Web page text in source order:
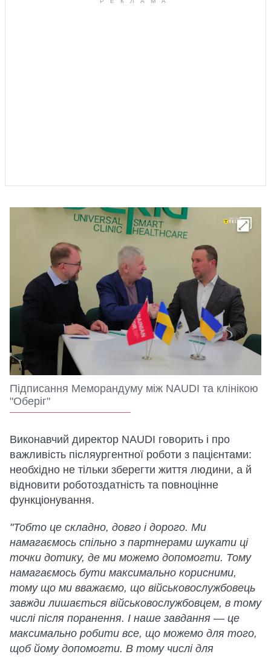
Підписання Меморандуму між NAUDI та клінікою
"Оберіг"
Виконавчий директор NAUDI говорить і про
важливість післяургентної роботи з пацієнтами:
необхідно не тільки зберегти життя людини, а й
відновити роботоздатність та повноцінне
функціонування.
"Тобто це складно, довго і дорого. Ми
намагаємось спільно з партнерами шукати ці
точки дотику, де ми можемо допомогти. Тому
намагаємось бути максимально корисними,
тому що ми вважаємо, що військовослужбовець
завжди лишається військовослужбовцем, в тому
числі після поранення. І наше завдання — це
максимально робити все, що можемо для того,
щоб йому допомогти. В тому числі для